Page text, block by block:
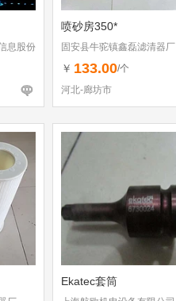
息股份
喷砂房350*
固安县牛驼镇鑫磊滤清器厂
￥ 133.00/个
河北-廊坊市
Ekatec套筒